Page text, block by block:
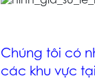
Chúng tôi có
các khu vực